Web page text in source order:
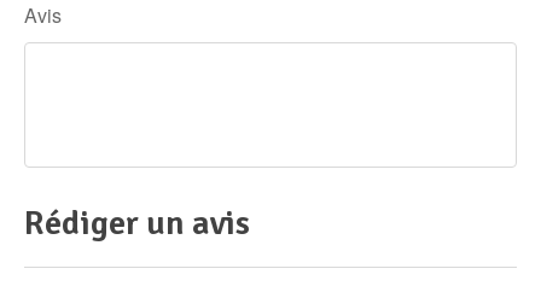
Avis
Rédiger un avis